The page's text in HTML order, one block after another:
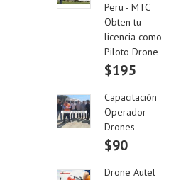
Peru - MTC
Obten tu
licencia como
Piloto Drone
$195
Capacitación
Operador
Drones
$90
Drone Autel